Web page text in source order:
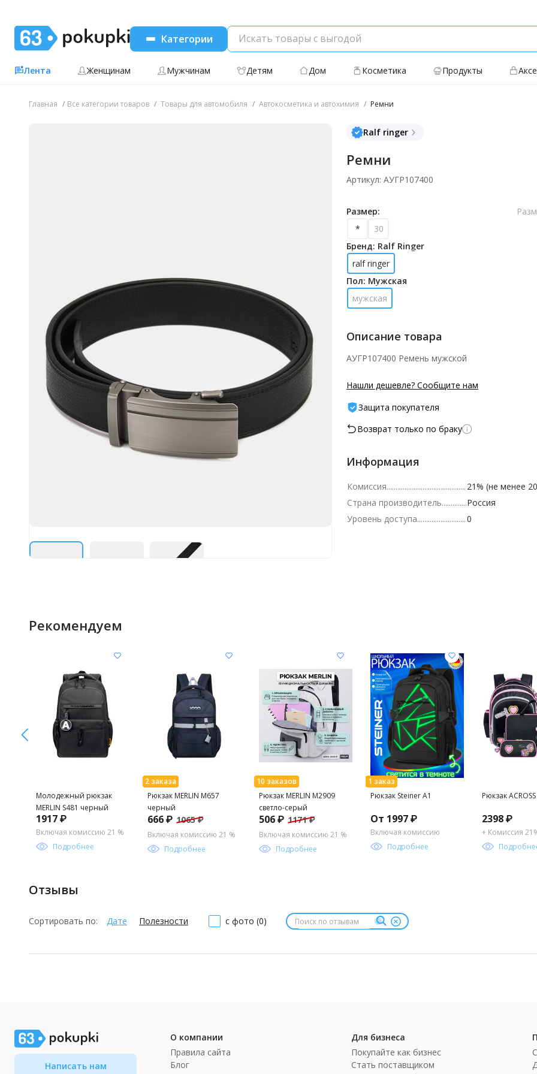
Категории
Лента Женщинам Мужчинам Детям Дом Косметика Продукты
Главная Все категории товаров Товары для автомобиля Автокосметика и автохимия Ремни
Ralf ringer
Ремни
Артикул: АУГР107400
Размер:
*
30
Бренд: Ralf Ringer
ralf ringer
Пол: Мужская
мужская
Описание товара
АУГР107400 Ремень мужской
Нашли дешевле? Сообщите нам
Защита покупателя
Возврат только по браку
Информация
Комиссия
21% (не менее
Страна производитель
Россия
Уровень доступа
0
Рекомендуем
Молодежный рюкзак
MERLIN S481 черный
1917 ₽
Включая комиссию 21 %
Подробнее
Рюкзак MERLIN M657
черный
666 ₽ 1065 ₽
Включая комиссию 21 %
Подробнее
Рюкзак MERLIN M2909
светло-серый
506 ₽ 1171 ₽
Включая комиссию 21 %
Подробнее
Рюкзак Steiner A1
От 1997 ₽
Включая комиссию
Подробнее
Рюкзак
2398₽
+ Комиссия
Отзывы
Сортировать по: Дате Полезности с фото (0)
Написать нам
О компании
Правила сайта
Блог
Для бизнеса
Покупайте как бизнес
Стать поставщиком